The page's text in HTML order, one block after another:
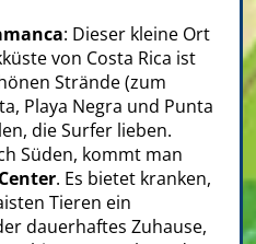
: Dieser kleine Ort
von Costa Rica ist
Strände (zum
Playa Negra und Punta
die Surfer lieben.
Süden, kommt man
. Es bietet kranken,
Tieren ein
dauerhaftes Zuhause,